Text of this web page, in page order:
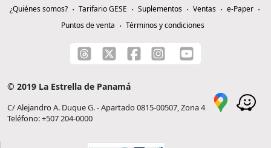
¿Quiénes somos? Tarifario GESE Suplementos Ventas
e-Paper
Puntos de venta
Términos y condiciones
© 2019 La Estrella de Panamá
C/ Alejandro A. Duque G. - Apartado 0815-00507, Zona 4
Teléfono: +507 204-0000